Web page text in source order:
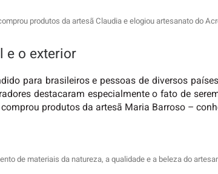
produtos da artesã Claudia e elogiou artesanato do
e o exterior
para brasileiros e pessoas de diversos
destacaram especialmente o fato de
produtos da artesã Maria Barroso –
de materiais da natureza, a qualidade e a beleza do